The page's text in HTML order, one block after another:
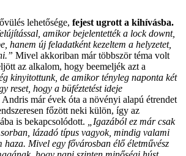
lehetősége, fejest ugrott a kihívásba.
amikor bejelentették a lock downt,
hanem új feladatként kezeltem a helyzetet,
Mivel akkoriban már többször téma volt
az alkalom, hogy beemeljék azt a
kinyitottunk, de amikor tényleg naponta két
reset, hogy a büféztetést ideje
már évek óta a növényi alapú étrendet
főzött neki külön, így az
is bekapcsolódott.
„Igazából ez már csak
lázadó típus vagyok, mindig valami
haza. Mivel egy fővárosban élő életművész